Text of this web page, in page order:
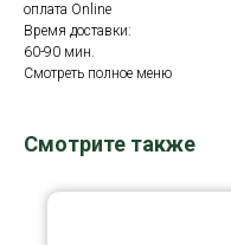
оплата Online
Время доставки:
60-90 мин.
Смотреть полное меню
Смотрите также